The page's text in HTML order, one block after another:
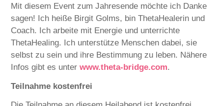
Mit diesem Event zum Jahresende möchte ich Danke
sagen! Ich heiße Birgit Golms, bin ThetaHealerin und
Coach. Ich arbeite mit Energie und unterrichte
ThetaHealing. Ich unterstütze Menschen dabei, sie
selbst zu sein und ihre Bestimmung zu leben. Nähere
Infos gibt es unterwww.theta-bridge.com.
Teilnahme kostenfrei